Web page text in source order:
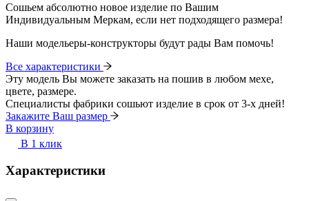
Сошьем абсолютно новое изделие по Вашим
Индивидуальным Меркам, если нет подходящего размера!
Наши модельеры-конструкторы будут рады Вам помочь!
Все характеристики
Эту модель Вы можете заказать на пошив в любом мехе,
цвете, размере.
Специалисты фабрики сошьют изделие в срок от 3-х дней!
Закажите Ваш размер
В корзину
В 1 клик
Характеристики